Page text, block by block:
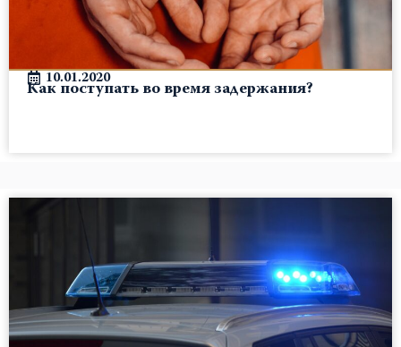
10.01.2020
Как поступать во время задержания?